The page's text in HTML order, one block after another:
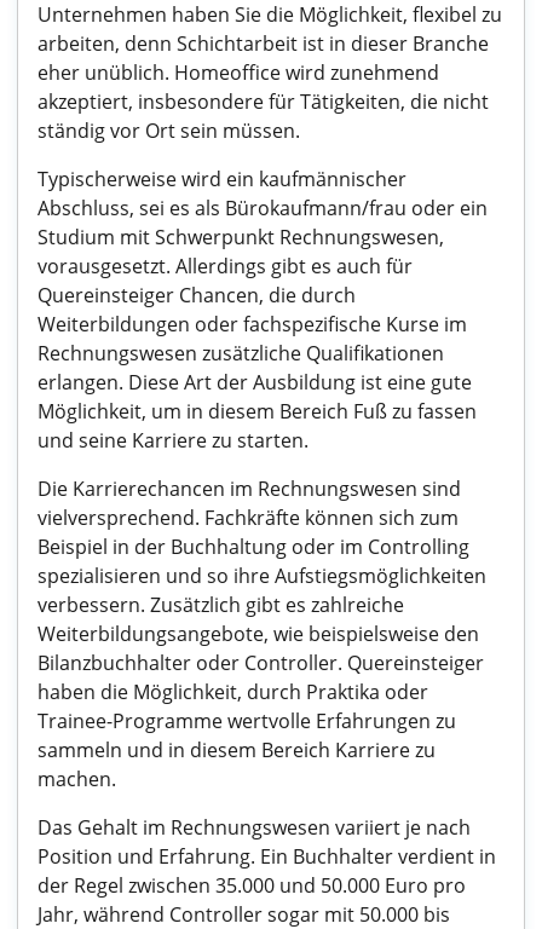
Unternehmen haben Sie die Möglichkeit, flexibel zu
arbeiten, denn Schichtarbeit ist in dieser Branche
eher unüblich. Homeoffice wird zunehmend
akzeptiert, insbesondere für Tätigkeiten, die nicht
ständig vor Ort sein müssen.
Typischerweise wird ein kaufmännischer
Abschluss, sei es als Bürokaufmann/frau oder ein
Studium mit Schwerpunkt Rechnungswesen,
vorausgesetzt. Allerdings gibt es auch für
Quereinsteiger Chancen, die durch
Weiterbildungen oder fachspezifische Kurse im
Rechnungswesen zusätzliche Qualifikationen
erlangen. Diese Art der Ausbildung ist eine gute
Möglichkeit, um in diesem Bereich Fuß zu fassen
und seine Karriere zu starten.
Die Karrierechancen im Rechnungswesen sind
vielversprechend. Fachkräfte können sich zum
Beispiel in der Buchhaltung oder im Controlling
spezialisieren und so ihre Aufstiegsmöglichkeiten
verbessern. Zusätzlich gibt es zahlreiche
Weiterbildungsangebote, wie beispielsweise den
Bilanzbuchhalter oder Controller. Quereinsteiger
haben die Möglichkeit, durch Praktika oder
Trainee-Programme wertvolle Erfahrungen zu
sammeln und in diesem Bereich Karriere zu
machen.
Das Gehalt im Rechnungswesen variiert je nach
Position und Erfahrung. Ein Buchhalter verdient in
der Regel zwischen 35.000 und 50.000 Euro pro
Jahr, während Controller sogar mit 50.000 bis